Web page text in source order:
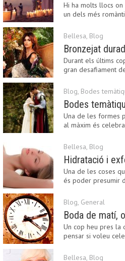
Hi ha molts llocs
un dels més
Bellesa, Blog
Durant els últims
gran desafiament
Blog, Bodes
Bodes
Una de les formes
al màxim és
Bellesa, Blog
Una de les coses
és poder presumir
Blog, General
Boda de matí,
Un cop heu pres la
pensar si voleu
Bellesa, Blog